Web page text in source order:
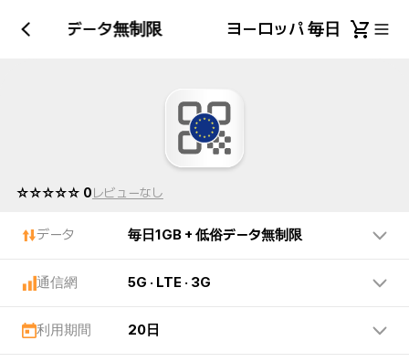
+ 低俗データ無制限 ヨーロッパ 毎日1GB +
☆☆☆☆☆ 0レビューなし
データ 毎日1GB + 低俗データ無制限
通信網 5G · LTE · 3G
利用期間 20日